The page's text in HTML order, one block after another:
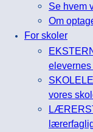
Se hvem
Om
For skoler
vores